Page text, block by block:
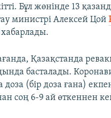
Бұл жөнінде 13
министрі Алексей Цой
хабарлады.
Қазақстанда
басталады.
(бір доза ғана)
соң 6-9 ай өткеннен